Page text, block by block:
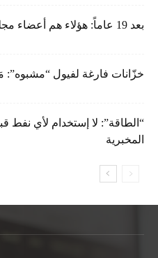
بعد 19 عاماً: هؤلاء هم أعضاء مجلس إدارة الضمان الاجتماعي
خزّانات فارغة لفيول “مشبوه”:
“الطاقة”: لا إستخدام لأي نفط
المخبرية